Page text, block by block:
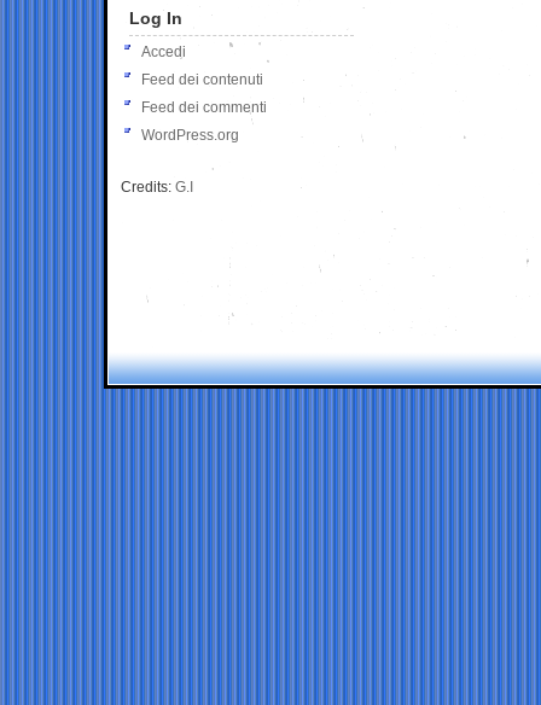
Log In
Accedi
Feed dei contenuti
Feed dei commenti
WordPress.org
Credits: G.I